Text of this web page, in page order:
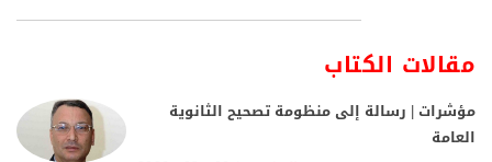
مقالات الكتاب
مؤشرات | رسالة إلى منظومة تصحيح الثانوية
العامة